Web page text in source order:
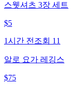
스웻셔츠 3장 세트
$5
1시간 전 조회 11
알로 요가 레깅스
$75